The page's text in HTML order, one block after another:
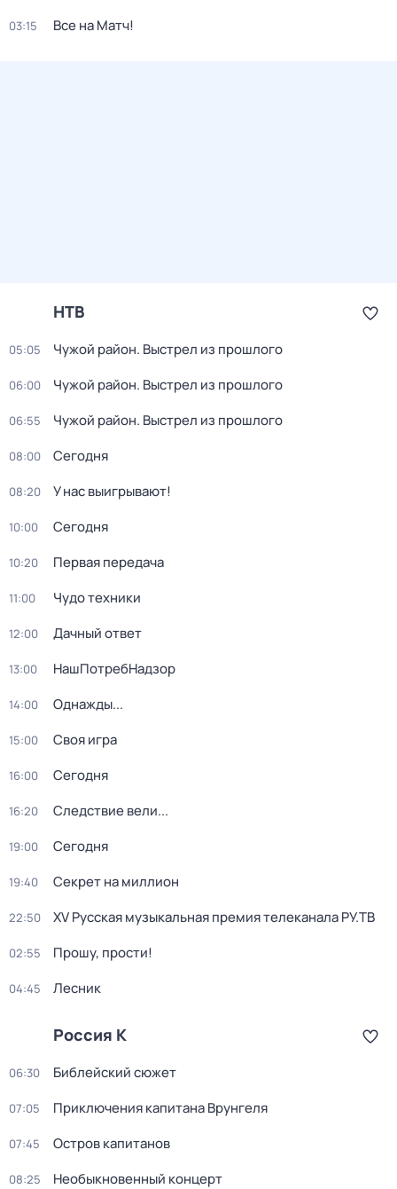
03:15 Все на Матч!
НТВ
05:05 Чужой район. Выстрел из прошлого
06:00 Чужой район. Выстрел из прошлого
06:55 Чужой район. Выстрел из прошлого
08:00 Сегодня
08:20 У нас выигрывают!
10:00 Сегодня
10:20 Первая передача
11:00 Чудо техники
12:00 Дачный ответ
13:00 НашПотребНадзор
14:00 Однажды...
15:00 Своя игра
16:00 Сегодня
16:20 Следствие вели...
19:00 Сегодня
19:40 Секрет на миллион
22:50 XV Русская музыкальная премия телеканала РУ.ТВ
02:55 Прошу, прости!
04:45 Лесник
Россия К
06:30 Библейский сюжет
07:05 Приключения капитана Врунгеля
07:45 Остров капитанов
08:25 Необыкновенный концерт